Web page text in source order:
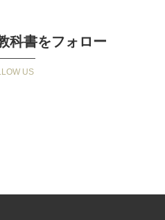
科書をフォロー